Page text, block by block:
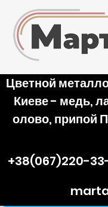
Цветной
Киеве - медь,
олово, припой
+38(067)220-